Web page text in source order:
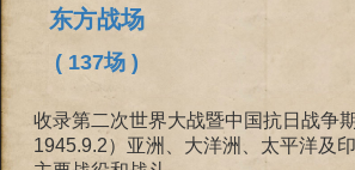
东方战场
( 137场 )
收录第二次世界大战暨中国抗日战争
1945.9.2）亚洲、大洋洲、太平洋及